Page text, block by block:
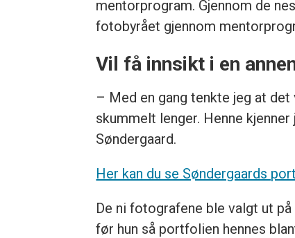
mentorprogram. Gjennom de
fotobyrået gjennom
Vil få innsikt i en
– Med en gang tenkte jeg at
skummelt lenger. Henne
Søndergaard.
Her kan du se Søndergaards
De ni fotografene ble valgt ut
før hun så portfolien hennes